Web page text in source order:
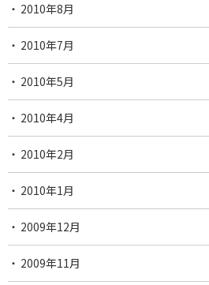
2010年8月
2010年7月
2010年5月
2010年4月
2010年2月
2010年1月
2009年12月
2009年11月